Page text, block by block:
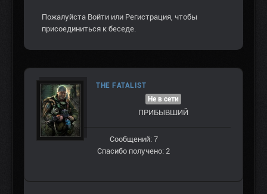
Пожалуйста Войти или Регистрация , чтобы
присоединиться к беседе.
THE FATALIST
Не в сети
ПРИБЫВШИЙ
Сообщений: 7
Спасибо получено: 2